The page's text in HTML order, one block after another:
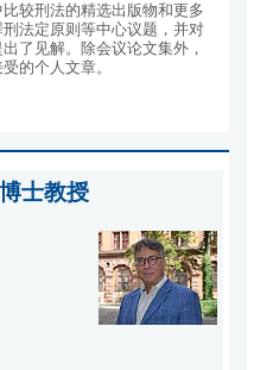
较刑法的精选出版物和更多
法定原则等中心议题，并对
了见解。除会议论文集外，
的个人文章。
士教授